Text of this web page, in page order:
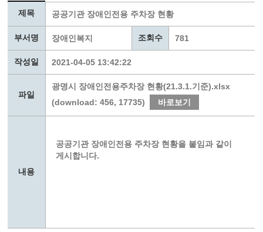
제목 공공기관 장애인전용 주차장 현황
부서명 장애인복지 조회수 781
작성일 2021-04-05 13:42:22
파일
광명시 장애인전용주차장 현황(21.3.1.기준).xlsx
(download: 456, 17735)
바로보기
내용
공공기관 장애인전용 주차장 현황을 붙임과 같이
게시합니다.